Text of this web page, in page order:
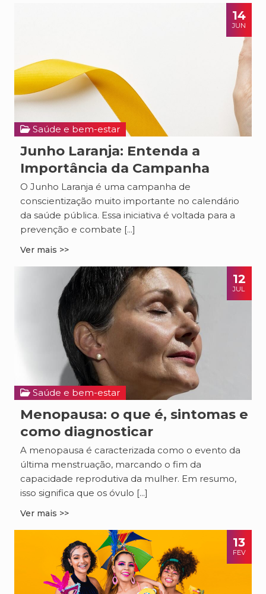
14
JUN
Saúde e bem-estar
Junho Laranja: Entenda a
Importância da Campanha
O Junho Laranja é uma campanha de
conscientização muito importante no calendário
da saúde pública. Essa iniciativa é voltada para a
prevenção e combate [...]
Ver mais >>
12
JUL
Saúde e bem-estar
Menopausa: o que é, sintomas e
como diagnosticar
A menopausa é caracterizada como o evento da
última menstruação, marcando o fim da
capacidade reprodutiva da mulher. Em resumo,
isso significa que os óvulo [...]
Ver mais >>
13
FEV